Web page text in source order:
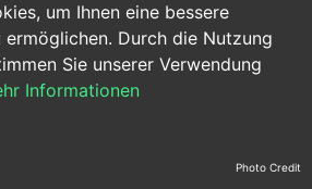
um Ihnen eine bessere
Durch die Nutzung
Sie unserer Verwendung
Informationen
Assistenz, Sekretariat
und Nebenjobs
duale Ausbildung Photo Credit